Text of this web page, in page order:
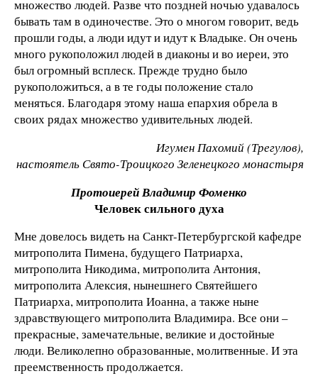
множество людей. Разве что поздней ночью удавалось
бывать там в одиночестве. Это о многом говорит, ведь
прошли годы, а люди идут и идут к Владыке. Он очень
много рукоположил людей в диаконы и во иереи, это
был огромный всплеск. Прежде трудно было
рукоположиться, а в те годы положение стало
меняться. Благодаря этому наша епархия обрела в
своих рядах множество удивительных людей.
Игумен Пахомий (Трегулов),
настоятель Свято-Троицкого Зеленецкого монастыря
Протоиерей Владимир Фоменко
Человек сильного духа
Мне довелось видеть на Санкт-Петербургской кафедре
митрополита Пимена, будущего Патриарха,
митрополита Никодима, митрополита Антония,
митрополита Алексия, нынешнего Святейшего
Патриарха, митрополита Иоанна, а также ныне
здравствующего митрополита Владимира. Все они –
прекрасные, замечательные, великие и достойные
люди. Великолепно образованные, молитвенные. И эта
преемственность продолжается.